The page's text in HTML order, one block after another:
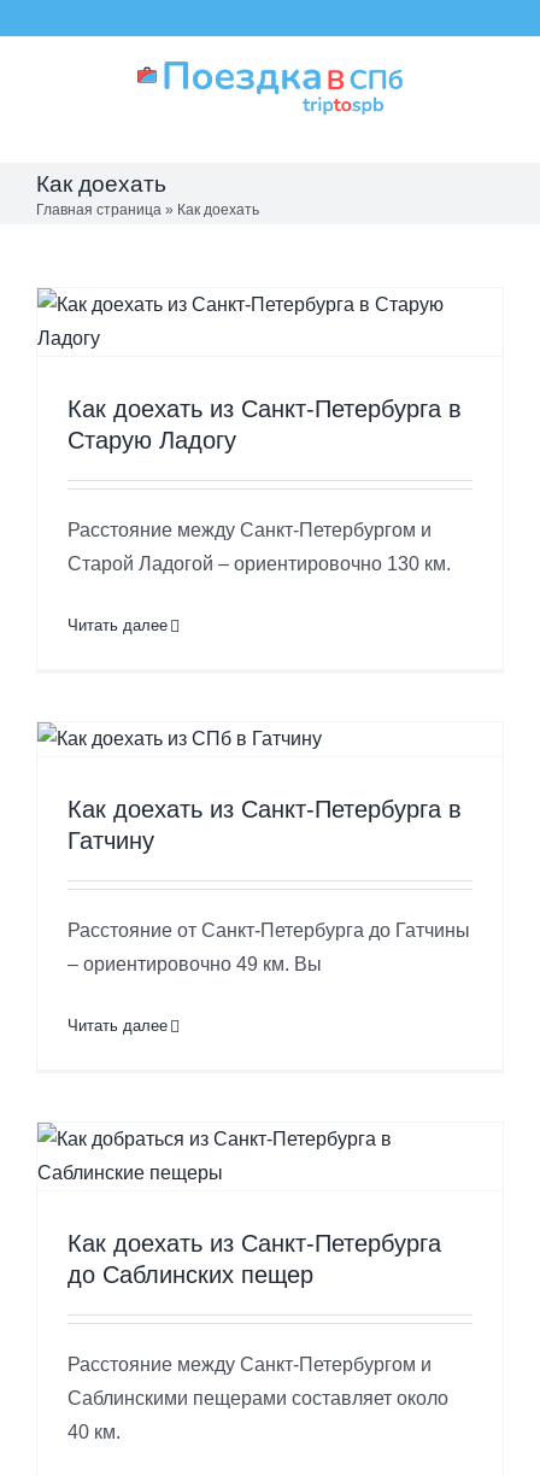
Как доехать
Главная страница » Как доехать
Как доехать из Санкт-Петербурга в
Старую Ладогу
Расстояние между Санкт-Петербургом и
Старой Ладогой – ориентировочно 130 км.
Читать далее
Как доехать из Санкт-Петербурга в
Гатчину
Расстояние от Санкт-Петербурга до Гатчины
– ориентировочно 49 км. Вы
Читать далее
Как доехать из Санкт-Петербурга
до Саблинских пещер
Расстояние между Санкт-Петербургом и
Саблинскими пещерами составляет около
40 км.